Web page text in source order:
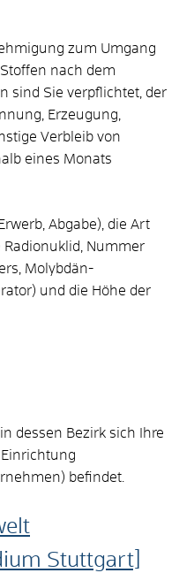
zum Umgang
nach dem
sind Sie verpflichtet, der
Erzeugung,
Verbleib von
eines Monats
Abgabe), die Art
Radionuklid, Nummer
Molybdän-
und die Höhe der
dessen Bezirk sich Ihre
befindet.
Stuttgart]